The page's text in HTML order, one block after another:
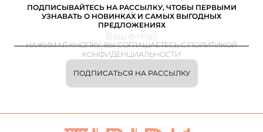
ПОДПИСЫВАЙТЕСЬ НА РАССЫЛКУ, ЧТОБЫ ПЕРВЫМИ
УЗНАВАТЬ О НОВИНКАХ И САМЫХ ВЫГОДНЫХ
ПРЕДЛОЖЕНИЯХ
ПОДПИСАТЬСЯ НА РАССЫЛКУ
НАЖИМАЯ КНОПКУ, ВЫ СОГЛАШАЕТЕСЬ С ПОЛИТИКОЙ
КОНФИДЕНЦИАЛЬНОСТИ